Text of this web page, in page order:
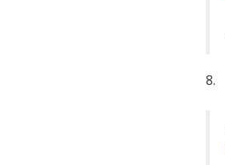
8.